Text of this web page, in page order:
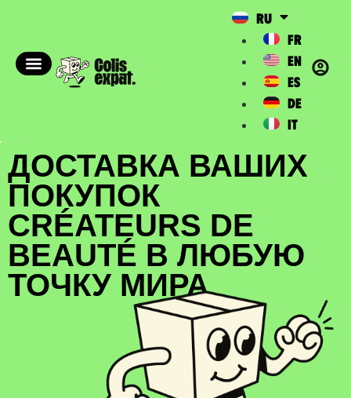
RU
FR
EN
ES
DE
IT
ДОСТАВКА ВАШИХ
ПОКУПОК
CRÉATEURS DE
BEAUTÉ В ЛЮБУЮ
ТОЧКУ МИРА